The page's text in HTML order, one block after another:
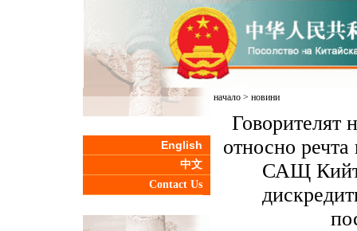
English
中文
Contact Us
начало> новини
Говорителят
относно
САЩ Кийт